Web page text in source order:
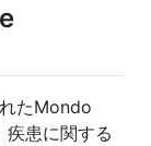
たMondo
患に関する